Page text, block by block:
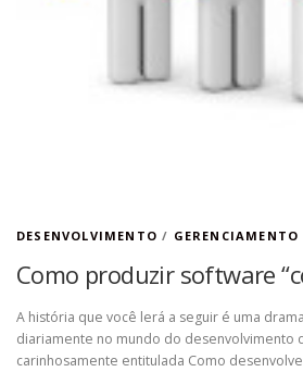
DESENVOLVIMENTO / GERENCIAMENTO
Como produzir software
A história que você lerá a seguir é uma
diariamente no mundo do desenvolvimento
carinhosamente entitulada Como